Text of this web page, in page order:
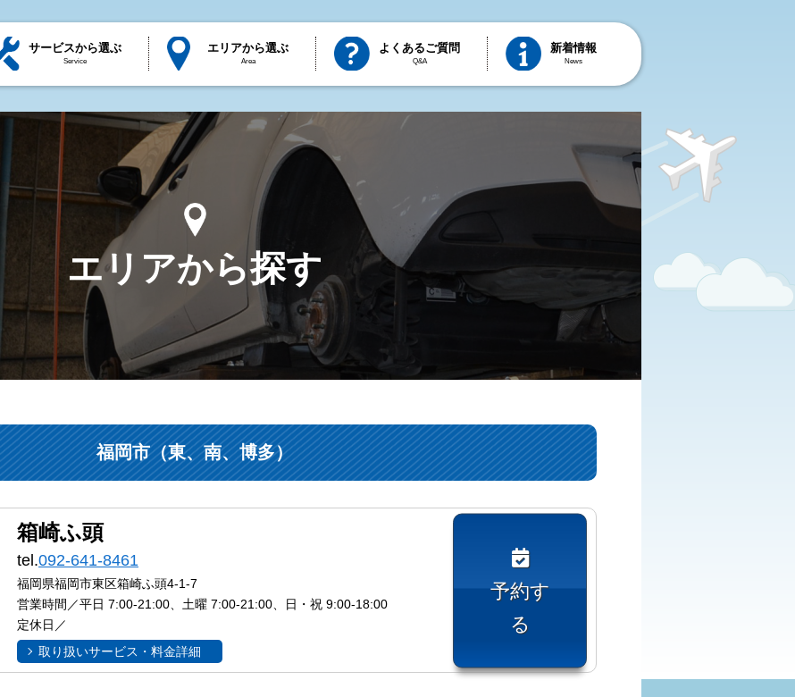
サービスから選ぶ
Service
エリアから選ぶ
Area
よくあるご質問
Q&A
新着情報
News
エリアから探す
福岡市（東、南、博多）
箱崎ふ頭
tel.092-641-8461
福岡県福岡市東区箱崎ふ頭4-1-7
営業時間／平日 7:00-21:00、土曜 7:00-21:00、日・祝 9:00-18:00
定休日／
取り扱いサービス・料金詳細
予約す
る